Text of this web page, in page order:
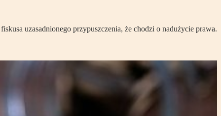
uzasadnionego przypuszczenia, że chodzi o nadużycie prawa.